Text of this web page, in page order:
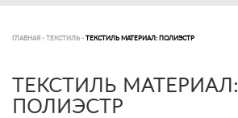
ГЛАВНАЯ - ТЕКСТИЛЬ - ТЕКСТИЛЬ МАТЕРИАЛ: ПОЛИЭСТР
ТЕКСТИЛЬ МАТЕРИАЛ:
ПОЛИЭСТР